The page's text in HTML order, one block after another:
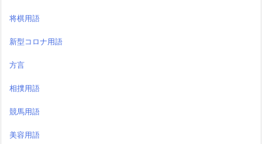
将棋用語
新型コロナ用語
方言
相撲用語
競馬用語
美容用語